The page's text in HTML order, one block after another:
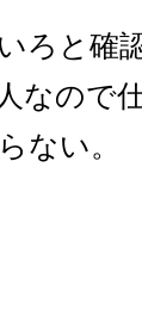
ろと確
なので
ない。